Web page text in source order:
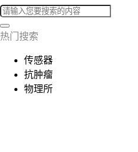
热门搜索
传感器
抗肿瘤
物理所